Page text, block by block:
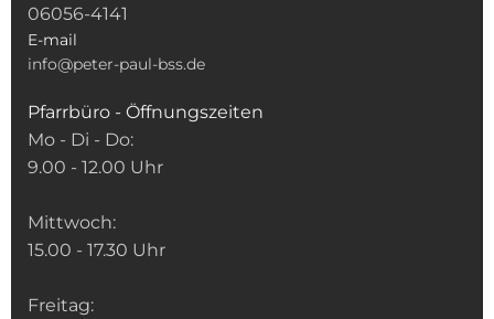
06056-4141
E-mail
info@peter-paul-bss.de
Pfarrbüro - Öffnungszeiten
Mo - Di - Do:
9.00 - 12.00 Uhr
Mittwoch:
15.00 - 17.30 Uhr
Freitag: